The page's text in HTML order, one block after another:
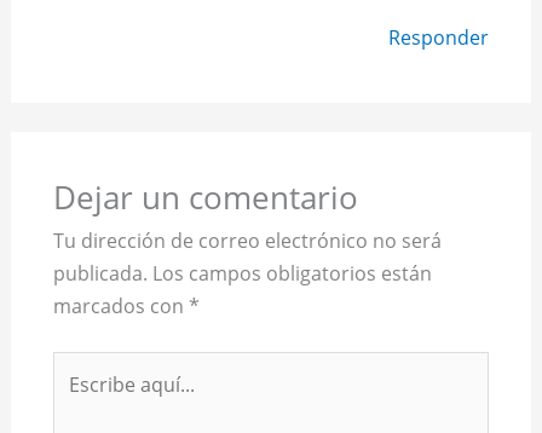
Responder
Dejar un comentario
Tu dirección de correo electrónico no será
publicada. Los campos obligatorios están
marcados con *
aquí...